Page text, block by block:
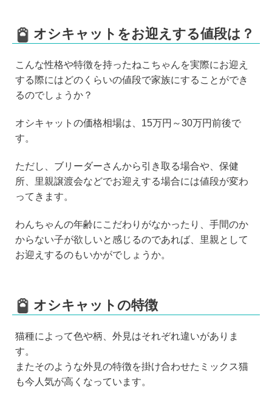
オシキャットをお迎えする値段は？
こんな性格や特徴を持ったねこちゃんを実際にお迎え
する際にはどのくらいの値段で家族にすることができ
るのでしょうか？
オシキャットの価格相場は、15万円～30万円前後で
す。
ただし、ブリーダーさんから引き取る場合や、保健
所、里親譲渡会などでお迎えする場合には値段が変わ
ってきます。
わんちゃんの年齢にこだわりがなかったり、手間のか
からない子が欲しいと感じるのであれば、里親として
お迎えするのもいかがでしょうか。
オシキャットの特徴
猫種によって色や柄、外見はそれぞれ違いがありま
す。
またそのような外見の特徴を掛け合わせたミックス猫
も今人気が高くなっています。